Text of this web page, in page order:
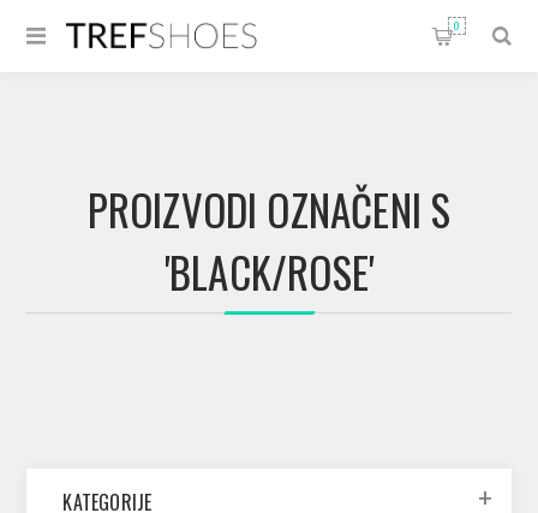
0
PROIZVODI OZNAČENI S
'BLACK/ROSE'
KATEGORIJE